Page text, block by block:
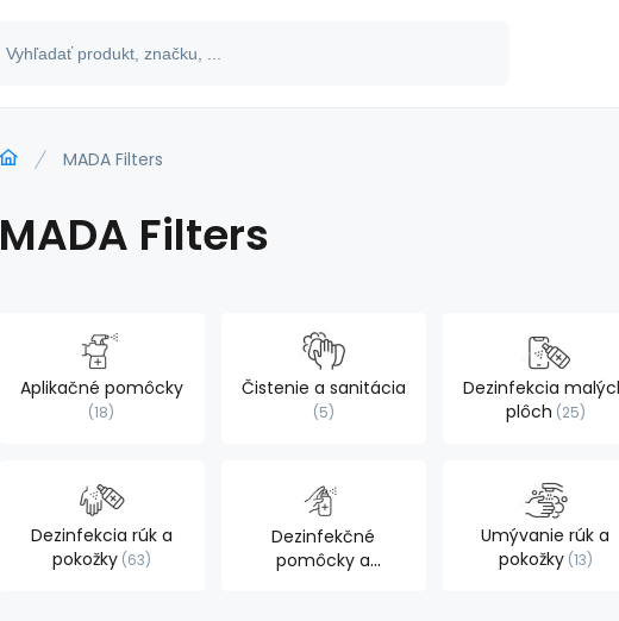
MADA Filters
MADA Filters
Aplikačné pomôcky
18
Čistenie a sanitácia
5
Dezinfekcia
plôch 25
Dezinfekcia rúk a
pokožky 63
Dezinfekčné
pomôcky a
Umývanie rúk a
pokožky 13